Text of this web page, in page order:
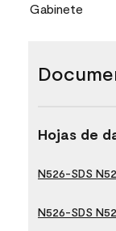
Gabinete
Hojas de
N526-SDS
N526-SDS